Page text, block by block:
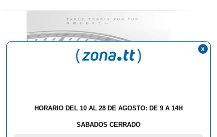
HORARIO DEL 10 AL 28 DE AGOSTO: DE 9 A 14H
SABADOS CERRADO
x